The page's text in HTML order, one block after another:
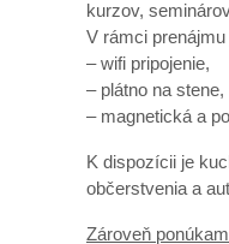
kurzov,
V rámci
– wifi pripojenie,
– plátno na stene,
– magnetická a
K dispozícii je
občerstvenia a
Zároveň